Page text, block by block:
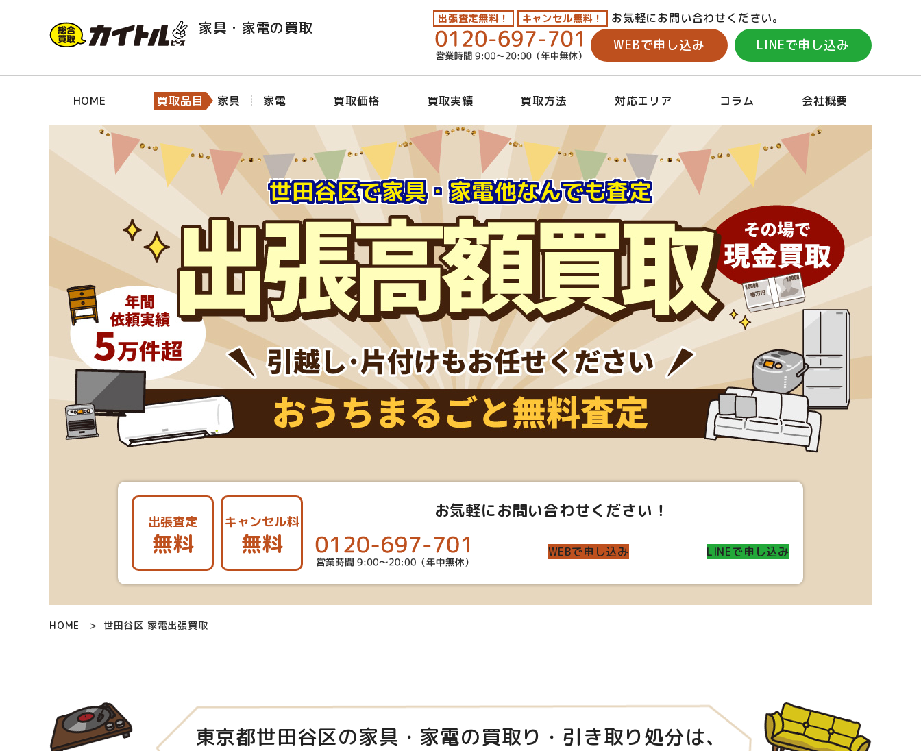
家具・家電の買取 出張査定無料！ キャンセル無料！ お気軽にお問い合わせください。
WEBで申し込み LINEで申し込み
HOME 買取品目 家具 家電 買取価格 買取実績 買取方法 対応エリア コラム 会社概要
世田谷区で家具・家電他なんでも査定
出張査定
無料
キャンセル料
無料
お気軽にお問い合わせください！
WEBで申し込み LINEで申し込み
HOME 世田谷区 家電出張買取
東京都世田谷区の家具・家電の買取り・引き取り処分は、